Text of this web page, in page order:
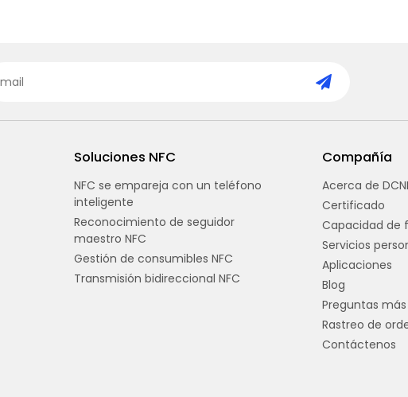
Soluciones NFC
NFC se empareja con un teléfono
inteligente
Reconocimiento de seguidor
maestro NFC
Gestión de consumibles NFC
Transmisión bidireccional NFC
Compañía
Acerca de
Certificado
Capacidad de
Servicios
Aplicaciones
Blog
Preguntas
Rastreo de
Contáctenos